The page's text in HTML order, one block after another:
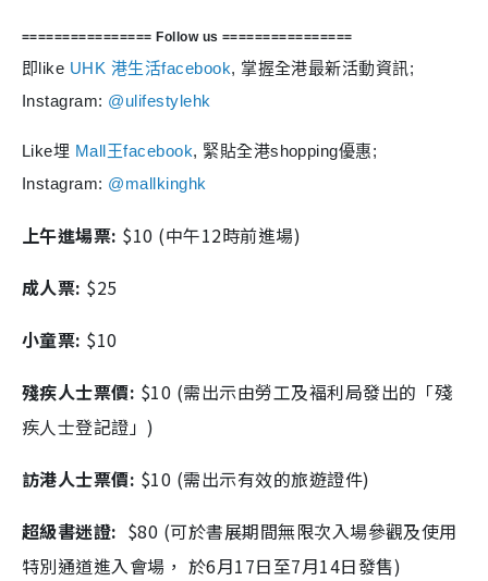
================ Follow us ================
即like UHK 港生活facebook, 掌握全港最新活動資訊;
Instagram: @ulifestylehk
Like埋 Mall王facebook, 緊貼全港shopping優惠;
Instagram: @mallkinghk
上午進場票: $10 (中午12時前進場)
成人票: $25
小童票: $10
殘疾人士票價: $10 (需出示由勞工及褔利局發出的「殘
疾人士登記證」)
訪港人士票價: $10 (需出示有效的旅遊證件)
超級書迷證: $80 (可於書展期間無限次入場參觀及使用
特別通道進入會場， 於6月17日至7月14日發售)